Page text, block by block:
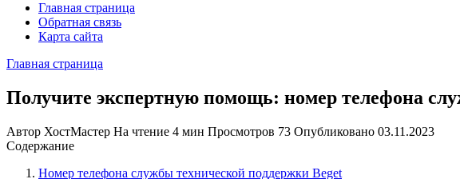
Главная страница
Обратная связь
Карта сайта
Главная страница
Получите экспертную помощь: номер телефона
Автор ХостМастер На чтение 4 мин Просмотров 73 Опубликовано 03.11.2023
Содержание
Номер телефона службы технической поддержки Beget